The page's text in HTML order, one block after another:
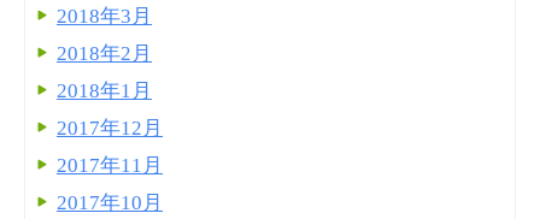
2018年3月
2018年2月
2018年1月
2017年12月
2017年11月
2017年10月